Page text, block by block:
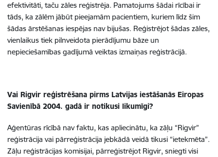
efektivitāti, taču zāles reģistrēja. Pamatojums šādai rīcībai ir
tāds, ka zālēm jābūt pieejamām pacientiem, kuriem līdz šim
šādas ārstēšanas iespējas nav bijušas. Reģistrējot šādas zāles,
vienlaikus tiek pilnveidota pierādījumu bāze un
nepieciešamības gadījumā veiktas izmaiņas reģistrācijā.
Vai Rigvir reģistrēšana pirms Latvijas iestāšanās Eiropas
Savienībā 2004. gadā ir notikusi likumīgi?
Aģentūras rīcībā nav faktu, kas apliecinātu, ka zāļu “Rigvir”
reģistrācija vai pārreģistrācija jebkādā veidā tikusi “ietekmēta”.
Zāļu reģistrācijas komisijai, pārreģistrējot Rigvir, sniegti visi